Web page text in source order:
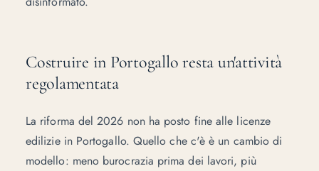
Costruire in Portogallo resta un'attività
regolamentata
La riforma del 2026 non ha posto fine alle licenze
edilizie in Portogallo. Quello che c'è è un cambio di
modello: meno burocrazia prima dei lavori, più